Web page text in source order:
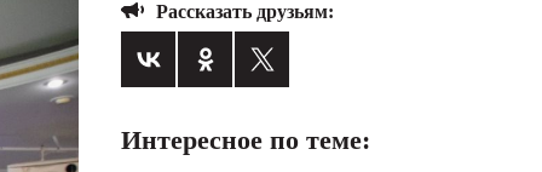
ГОРОДСКОЙ ПОРТАЛ
Рассказать друзьям:
Интересное по теме: